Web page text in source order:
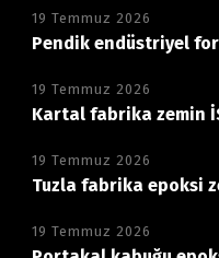
19 Temmuz 2026
Pendik endüstriyel
19 Temmuz 2026
Kartal fabrika zemin
19 Temmuz 2026
Tuzla fabrika epoksi
19 Temmuz 2026